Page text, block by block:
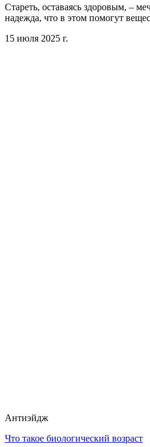
Стареть, оставаясь здоровым, –
надежда, что в этом помогут
15 июля 2025 г.
Антиэйдж
Что такое биологический возраст